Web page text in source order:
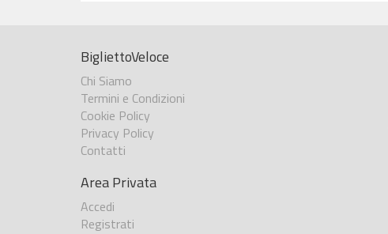
BigliettoVeloce
Chi Siamo
Termini e Condizioni
Cookie Policy
Privacy Policy
Contatti
Area Privata
Accedi
Registrati